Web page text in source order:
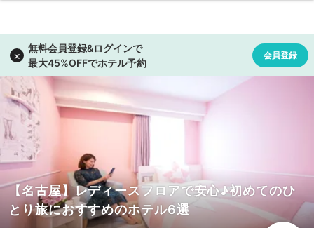
【名古屋】レディースフロアで安心♪初めてのひ
とり旅におすすめのホテル6選